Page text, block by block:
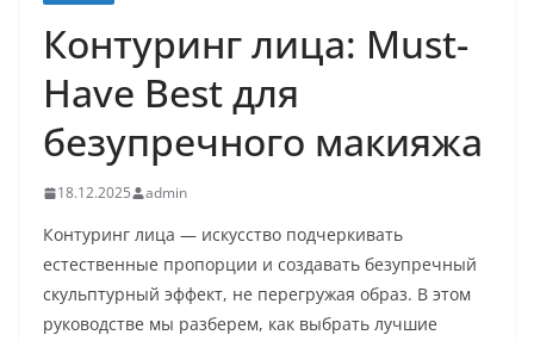
Контуринг лица: Must-
Have Best для
безупречного макияжа
18.12.2025 admin
Контуринг лица — искусство подчеркивать
естественные пропорции и создавать безупречный
скульптурный эффект, не перегружая образ. В этом
руководстве мы разберем, как выбрать лучшие